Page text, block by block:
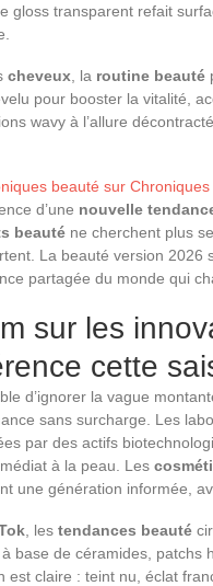
gloss transparent refait
cheveux , la routine beauté
pour booster la vitalité,
wavy à l’allure
beauté sur
d’une nouvelle
beauté ne cherchent plus
La beauté version 2026
partagée du monde qui
sur les
cette
d’ignorer la vague
sans surcharge. Les
par des actifs
à la peau. Les
une génération informée,
, les tendances beauté
base de céramides,
est claire : teint nu, éclat